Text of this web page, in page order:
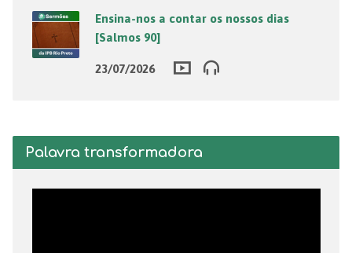
Ensina-nos a contar os nossos dias
[Salmos 90]
23/07/2026
Palavra transformadora